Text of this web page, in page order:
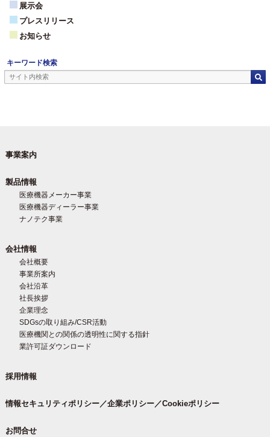
お知らせ
プレスリリース
展示会
キーワード検索
事業案内
製品情報
医療機器メーカー事業
医療機器ディーラー事業
ナノテク事業
会社情報
会社概要
事業所案内
会社沿革
社長挨拶
企業理念
SDGsの取り組み/CSR活動
医療機関との関係の透明性に関する指針
業許可証ダウンロード
採用情報
情報セキュリティポリシー／企業ポリシー／Cookieポリシー
お問合せ